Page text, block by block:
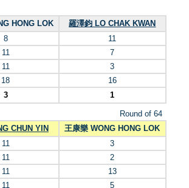
HONG LOK
羅澤鈞 LO CHAK KWAN
8
11
11
7
11
3
18
16
3 1
Round of 64
CHUN YIN
王康樂 WONG HONG LOK
11
3
11
2
11
13
11 5